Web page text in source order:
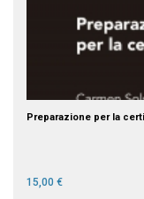
Preparazione per la
15,00 €